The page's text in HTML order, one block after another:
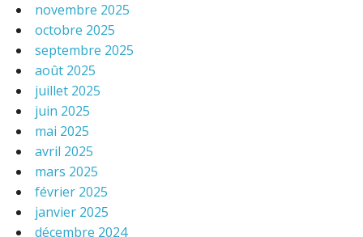
novembre 2025
octobre 2025
septembre 2025
août 2025
juillet 2025
juin 2025
mai 2025
avril 2025
mars 2025
février 2025
janvier 2025
décembre 2024